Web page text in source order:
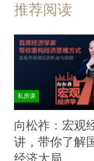
推荐阅读
私房课
向松祚：宏观
讲，带你了解